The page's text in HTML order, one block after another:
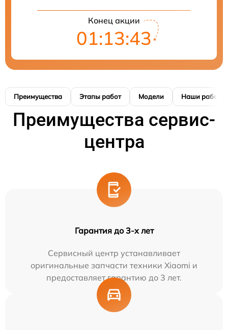
Конец акции
01:13:42
Преимущества Этапы работ Модели Наши работы
Преимущества сервис-
центра
Гарантия до 3-х лет
Сервисный центр устанавливает
оригинальные запчасти техники Xiaomi и
предоставляет гарантию до 3 лет.